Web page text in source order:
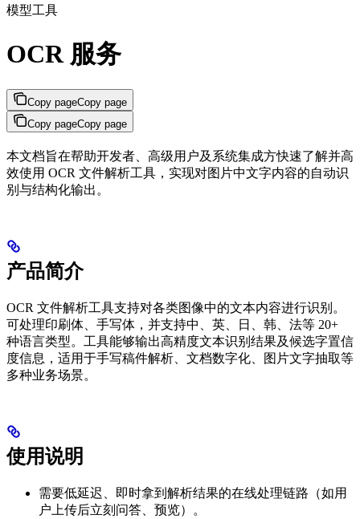
模型工具
OCR 服务
Copy pageCopy page
Copy pageCopy page
本文档旨在帮助开发者、高级用户及系统集成方快速了解并高
效使用 OCR 文件解析工具，实现对图片中文字内容的自动识
别与结构化输出。
产品简介
OCR 文件解析工具支持对各类图像中的文本内容进行识别。
可处理印刷体、手写体，并支持中、英、日、韩、法等 20+
种语言类型。工具能够输出高精度文本识别结果及候选字置信
度信息，适用于手写稿件解析、文档数字化、图片文字抽取等
多种业务场景。
使用说明
需要低延迟、即时拿到解析结果的在线处理链路（如用
户上传后立刻问答、预览）。